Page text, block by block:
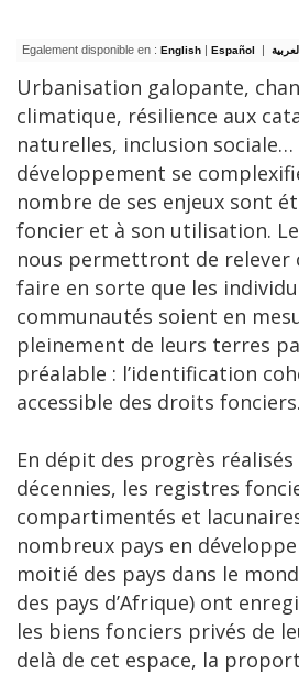
Egalement disponible en : English |​ Español | العربية
Urbanisation galopante,
climatique, résilience aux
naturelles, inclusion sociale…
développement se
nombre de ses enjeux sont
foncier et à son utilisation.
nous permettront de relever
faire en sorte que les
communautés soient en
pleinement de leurs terres
préalable : l’identification
accessible des droits fonciers.
En dépit des progrès
décennies, les registres
compartimentés et
nombreux pays en
moitié des pays dans le
des pays d’Afrique) ont
les biens fonciers privés de
delà de cet espace, la